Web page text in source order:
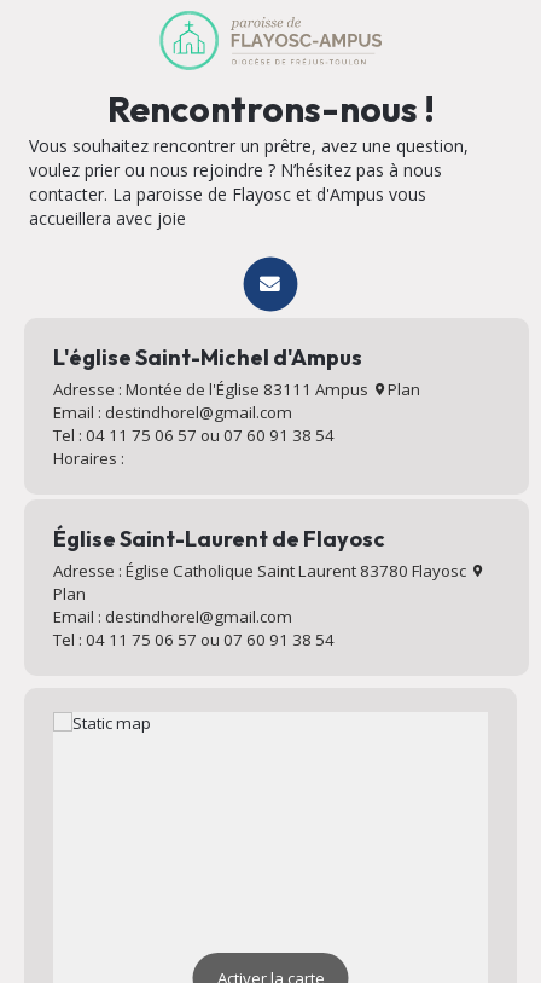
Rencontrons-nous !
Vous souhaitez rencontrer un prêtre, avez une question,
voulez prier ou nous rejoindre ? N’hésitez pas à nous
contacter. La paroisse de Flayosc et d'Ampus vous
accueillera avec joie
L'église Saint-Michel d'Ampus
Adresse : Montée de l'Église 83111 Ampus
Plan
Email : destindhorel@gmail.com
Tel : 04 11 75 06 57 ou 07 60 91 38 54
Horaires :
Église Saint-Laurent de Flayosc
Adresse : Église Catholique Saint Laurent 83780 Flayosc
Plan
Email : destindhorel@gmail.com
Tel : 04 11 75 06 57 ou 07 60 91 38 54
Activer la carte